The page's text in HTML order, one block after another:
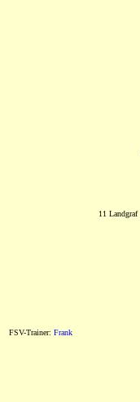
11 Landgraf
FSV-Trainer: Frank